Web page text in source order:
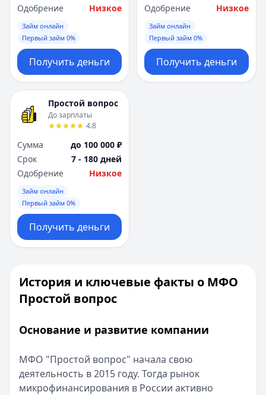
Одобрение
Низкое
Займ онлайн
Первый займ 0%
Получить деньги
Одобрение
Низкое
Займ онлайн
Первый займ 0%
Получить деньги
Простой вопрос
До зарплаты
4.8
Сумма
до 100 000 ₽
Срок
7 - 180 дней
Одобрение
Низкое
Займ онлайн
Первый займ 0%
Получить деньги
История и ключевые факты о МФО
Простой вопрос
Основание и развитие компании
МФО "Простой вопрос" начала свою
деятельность в 2015 году. Тогда рынок
микрофинансирования в России активно